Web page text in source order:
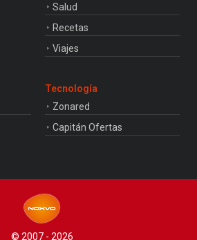
Salud
Recetas
Viajes
Tecnología
Zonared
Capitán Ofertas
© 2007 - 2026